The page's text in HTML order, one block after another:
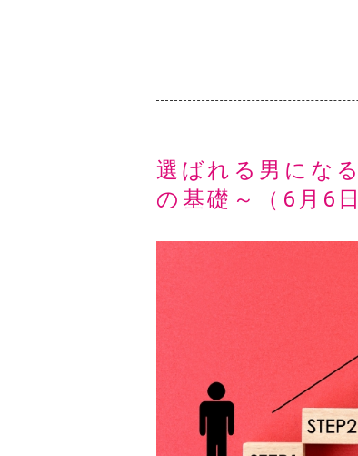
選ばれる男にな
の基礎～（6月6日